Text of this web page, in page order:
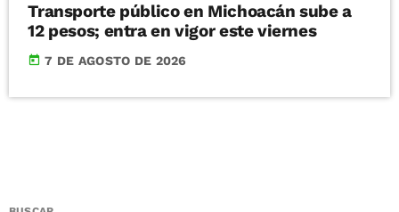
Transporte público en Michoacán sube a
12 pesos; entra en vigor este viernes
today 7 DE AGOSTO DE 2026